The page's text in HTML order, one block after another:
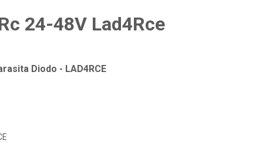
24-48V Lad4Rce
Diodo - LAD4RCE